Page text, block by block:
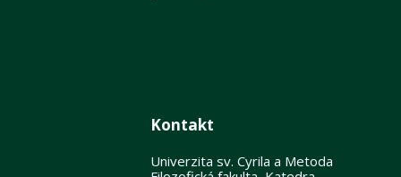
Kontakt
Univerzita sv. Cyrila a Metoda